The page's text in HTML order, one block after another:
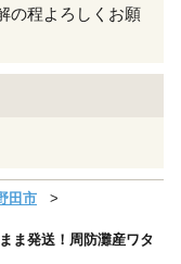
の程よろしくお願
田市
ま発送！周防灘産ワタ